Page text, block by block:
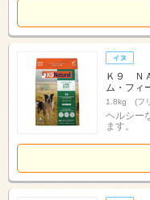
Ｋ９ Ｎ
ム・フィ
1.8kg (フ
ヘルシー
ます。